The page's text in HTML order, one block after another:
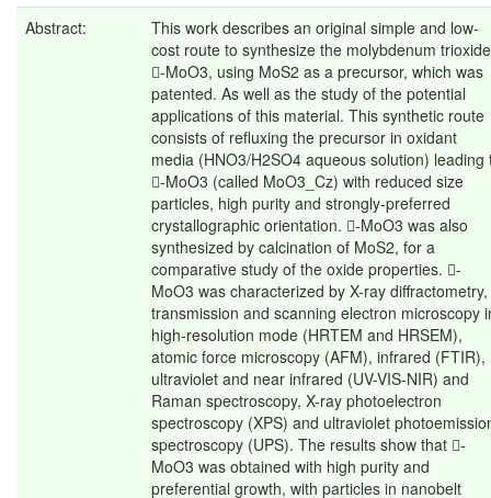
Abstract:
This work describes an original simple and low-
cost route to synthesize the molybdenum
-MoO3, using MoS2 as a precursor, which was
patented. As well as the study of the potential
applications of this material. This synthetic route
consists of refluxing the precursor in oxidant
media (HNO3/H2SO4 aqueous solution) leading
-MoO3 (called MoO3_Cz) with reduced size
particles, high purity and strongly-preferred
crystallographic orientation. -MoO3 was also
synthesized by calcination of MoS2, for a
comparative study of the oxide properties. -
MoO3 was characterized by X-ray diffractometry,
transmission and scanning electron microscopy
high-resolution mode (HRTEM and HRSEM),
atomic force microscopy (AFM), infrared (FTIR),
ultraviolet and near infrared (UV-VIS-NIR) and
Raman spectroscopy, X-ray photoelectron
spectroscopy (XPS) and ultraviolet
spectroscopy (UPS). The results show that -
MoO3 was obtained with high purity and
preferential growth, with particles in nanobelt